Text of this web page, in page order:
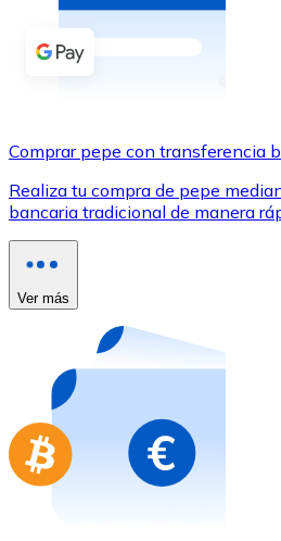
Comprar con efectivo
Transferencia SEPA
Utiliza tarjetas Visa y
Comprar con tarjeta
Compra tarjetas regalo de
Ir a la tienda de tarjetas regalo
Comprar pepe con transferencia
Realiza tu compra de pepe
bancaria tradicional de manera
Ver más